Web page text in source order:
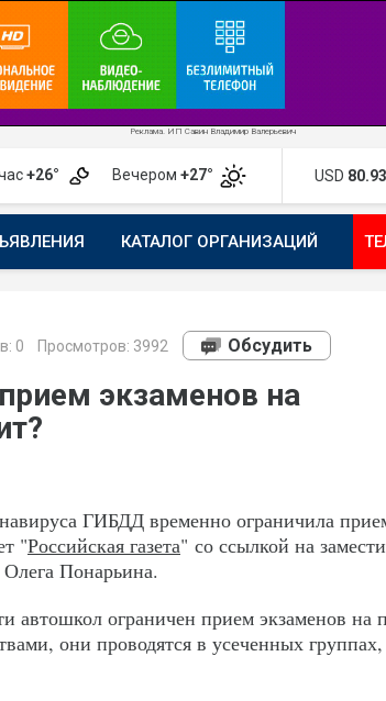
Реклама. ИП Савин Владимир Валерьевич
+26° Вечером +27° USD 80.93
КАТАЛОГ ОРГАНИЗАЦИЙ
0 Просмотров: 3992 Обсудить
экзаменов на
ГИБДД временно ограничила
"Российская газета" со ссылкой на
Понарьина.
автошкол ограничен прием экзаменов на
они проводятся в усеченных